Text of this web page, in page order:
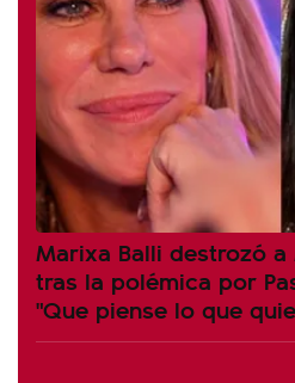
Marixa Balli destrozó a
tras la polémica por
"Que piense lo que